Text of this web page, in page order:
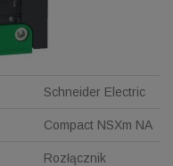
Schneider Electric
Compact NSXm NA
Rozłącznik